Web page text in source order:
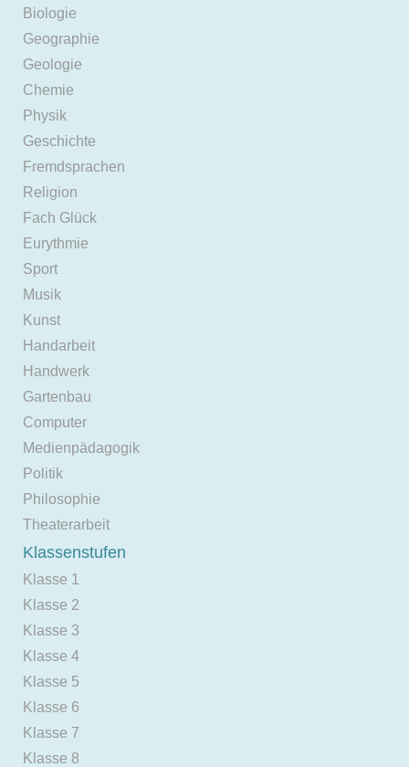
Biologie
Geographie
Geologie
Chemie
Physik
Geschichte
Fremdsprachen
Religion
Fach Glück
Eurythmie
Sport
Musik
Kunst
Handarbeit
Handwerk
Gartenbau
Computer
Medienpädagogik
Politik
Philosophie
Theaterarbeit
Klassenstufen
Klasse 1
Klasse 2
Klasse 3
Klasse 4
Klasse 5
Klasse 6
Klasse 7
Klasse 8